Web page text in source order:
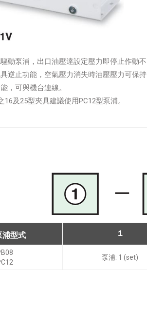
動泵浦，出口油壓達設定壓力即停止作動
逆止功能，空氣壓力消失時油壓壓力可保持
，可與機台連線。
16及25型夾具建議使用PC12型泵浦。
浦型式 １
泵浦: 1 (set)